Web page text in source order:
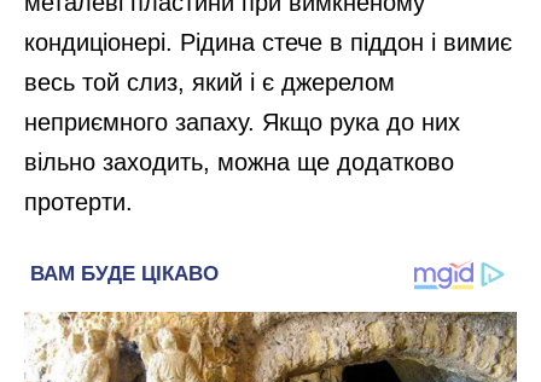
кондиціонері. Рідина стече в піддон і вимиє
весь той слиз, який і є джерелом
неприємного запаху. Якщо рука до них
вільно заходить, можна ще додатково
протерти.